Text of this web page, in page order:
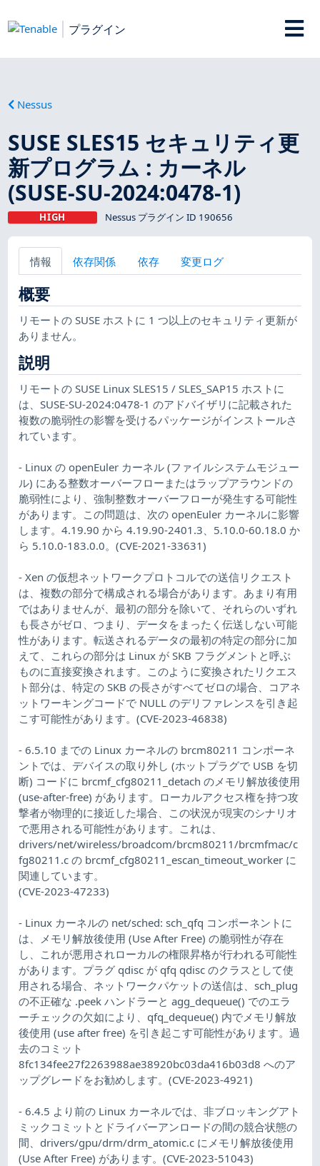
プラグイン
Nessus
SUSE SLES15 セキュリティ更
新プログラム : カーネル
(SUSE-SU-2024:0478-1)
HIGH Nessus プラグイン ID 190656
情報 依存関係 依存 変更ログ
概要
リモートの SUSE ホストに 1 つ以上のセキュリティ更新が
ありません。
説明
リモートの SUSE Linux SLES15 / SLES_SAP15 ホストに
は、SUSE-SU-2024:0478-1 のアドバイザリに記載された
複数の脆弱性の影響を受けるパッケージがインストールさ
れています。
- Linux の openEuler カーネル (ファイルシステムモジュー
ル) にある整数オーバーフローまたはラップアラウンドの
脆弱性により、強制整数オーバーフローが発生する可能性
があります。この問題は、次の openEuler カーネルに影響
します。4.19.90 から 4.19.90-2401.3、5.10.0-60.18.0 か
ら 5.10.0-183.0.0。(CVE-2021-33631)
- Xen の仮想ネットワークプロトコルでの送信リクエスト
は、複数の部分で構成される場合があります。あまり有用
ではありませんが、最初の部分を除いて、それらのいずれ
も長さがゼロ、つまり、データをまったく伝送しない可能
性があります。転送されるデータの最初の特定の部分に加
えて、これらの部分は Linux が SKB フラグメントと呼ぶ
ものに直接変換されます。このように変換されたリクエス
ト部分は、特定の SKB の長さがすべてゼロの場合、コアネ
ットワーキングコードで NULL のデリファレンスを引き起
こす可能性があります。(CVE-2023-46838)
- 6.5.10 までの Linux カーネルの brcm80211 コンポーネ
ントでは、デバイスの取り外し (ホットプラグで USB を切
断) コードに brcmf_cfg80211_detach のメモリ解放後使用
(use-after-free) があります。ローカルアクセス権を持つ攻
撃者が物理的に接近した場合、この状況が現実のシナリオ
で悪用される可能性があります。これは、
drivers/net/wireless/broadcom/brcm80211/brcmfmac/c
fg80211.c の brcmf_cfg80211_escan_timeout_worker に
関連しています。
(CVE-2023-47233)
- Linux カーネルの net/sched: sch_qfq コンポーネントに
は、メモリ解放後使用 (Use After Free) の脆弱性が存在
し、これが悪用されローカルの権限昇格が行われる可能性
があります。プラグ qdisc が qfq qdisc のクラスとして使
用される場合、ネットワークパケットの送信は、sch_plug
の不正確な .peek ハンドラーと agg_dequeue() でのエラ
ーチェックの欠如により、qfq_dequeue() 内でメモリ解放
後使用 (use after free) を引き起こす可能性があります。過
去のコミット
8fc134fee27f2263988ae38920bc03da416b03d8 へのア
ップグレードをお勧めします。(CVE-2023-4921)
- 6.4.5 より前の Linux カーネルでは、非ブロッキングアト
ミックコミットとドライバーアンロードの間の競合状態の
間、drivers/gpu/drm/drm_atomic.c にメモリ解放後使用
(Use After Free) があります。(CVE-2023-51043)